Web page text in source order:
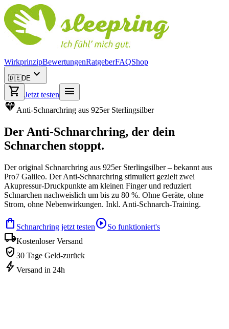
WirkprinzipBewertungenRatgeberFAQShop
🇩🇪DE expand_more
shopping_cart
Jetzt testen
menu
diamondAnti-Schnarchring aus 925er Sterlingsilber
Der Anti-Schnarchring, der dein
Schnarchen stoppt.
Der original Schnarchring aus 925er Sterlingsilber – bekannt aus
Pro7 Galileo. Der Anti-Schnarchring stimuliert gezielt zwei
Akupressur-Druckpunkte am kleinen Finger und reduziert
Schnarchen nachweislich um bis zu 80 %. Ohne Geräte, ohne
Strom, ohne Nebenwirkungen. Inkl. Anti-Schnarch-Training.
shopping_bag Schnarchring jetzt testenplay_circleSo funktioniert's
local_shippingKostenloser Versand
verified_user 30 Tage Geld-zurück
bolt Versand in 24h